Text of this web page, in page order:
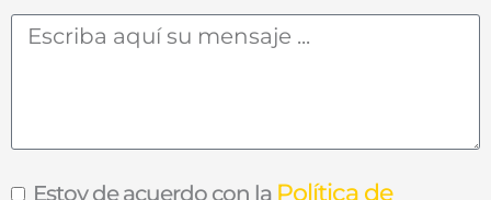
Estoy de acuerdo con la Política de